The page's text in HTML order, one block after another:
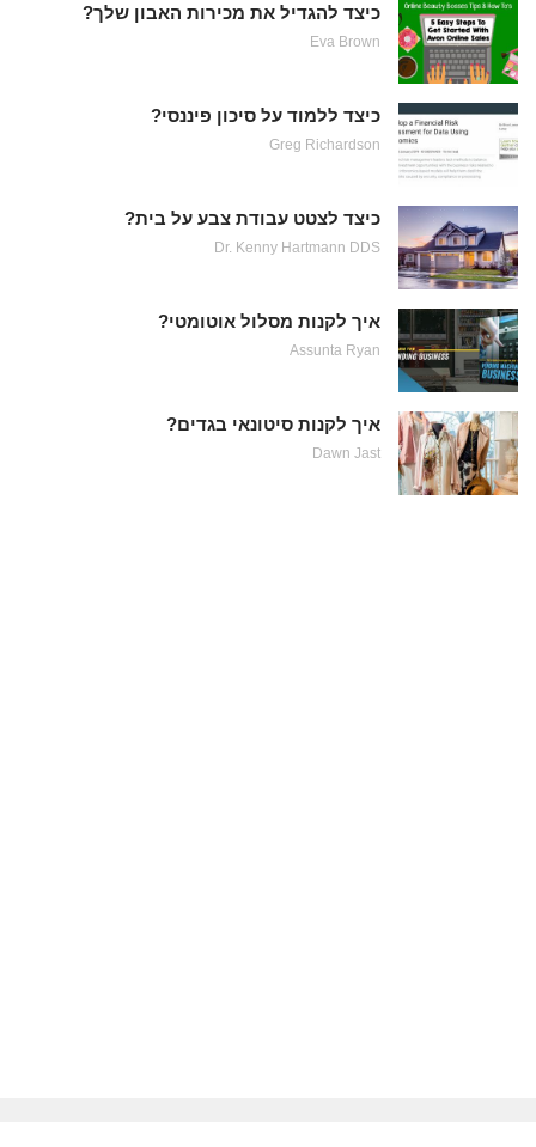
כיצד להגדיל את מכירות האבון שלך?
Eva Brown
כיצד ללמוד על סיכון פיננסי?
Greg Richardson
כיצד לצטט עבודת צבע על בית?
Dr. Kenny Hartmann DDS
איך לקנות מסלול אוטומטי?
Assunta Ryan
איך לקנות סיטונאי בגדים?
Dawn Jast